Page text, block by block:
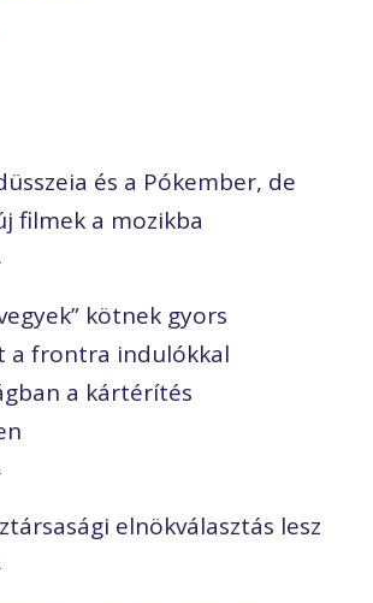
és a Pókember, de
filmek a mozikba
kötnek gyors
a frontra indulókkal
a kártérítés
elnökválasztás lesz